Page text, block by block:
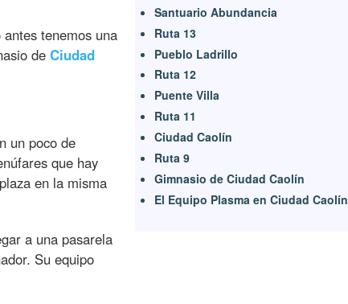
antes tenemos una
de Ciudad
un poco de
que hay
en la misma
a una pasarela
Su equipo
Santuario Abundancia
Ruta 13
Pueblo Ladrillo
Ruta 12
Puente Villa
Ruta 11
Ciudad Caolín
Ruta 9
Gimnasio de Ciudad Caolín
El Equipo Plasma en Ciudad Caolín